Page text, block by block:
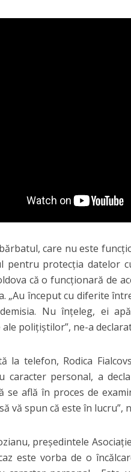
care nu este
pentru protecţia datelor
că o funcţionară de
„Au început cu diferite
Nu înţeleg, ei
ale poliţiştilor”, ne-a
la telefon, Rodica
caracter personal, a
se află în proces de
vă spun că este în
preşedintele
este vorba de o